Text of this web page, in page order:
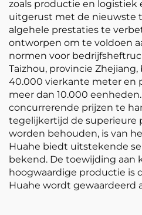
zoals productie en logistiek
uitgerust met de nieuwste
algehele prestaties te
ontworpen om te voldoen
normen voor
Taizhou, provincie
40.000 vierkante meter en
meer dan 10.000
concurrerende prijzen te
tegelijkertijd de superieure
worden behouden, is van
Huahe biedt uitstekende
bekend. De toewijding aan
hoogwaardige productie is
Huahe wordt gewaardeerd